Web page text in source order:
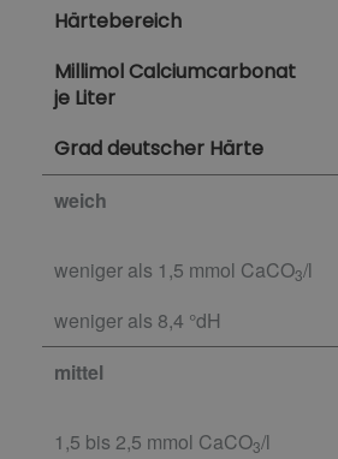
Härtebereich
Millimol Calciumcarbonat
je Liter
Grad deutscher Härte
weich
weniger als 1,5 mmol CaCO3/l
weniger als 8,4 °dH
mittel
1,5 bis 2,5 mmol CaCO3/l